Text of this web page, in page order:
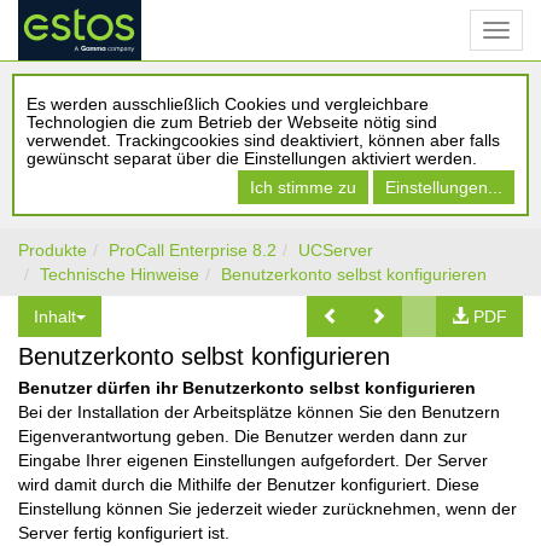
Es werden ausschließlich Cookies und vergleichbare
Technologien die zum Betrieb der Webseite nötig sind
verwendet. Trackingcookies sind deaktiviert, können aber falls
gewünscht separat über die Einstellungen aktiviert werden.
Ich stimme zu
Einstellungen...
Produkte ProCall Enterprise 8.2
UCServer
Technische Hinweise
Benutzerkonto selbst konfigurieren
Inhalt PDF
Benutzerkonto selbst konfigurieren
Benutzer dürfen ihr Benutzerkonto selbst konfigurieren
Bei der Installation der Arbeitsplätze können Sie den Benutzern
Eigenverantwortung geben. Die Benutzer werden dann zur
Eingabe Ihrer eigenen Einstellungen aufgefordert. Der Server
wird damit durch die Mithilfe der Benutzer konfiguriert. Diese
Einstellung können Sie jederzeit wieder zurücknehmen, wenn der
Server fertig konfiguriert ist.